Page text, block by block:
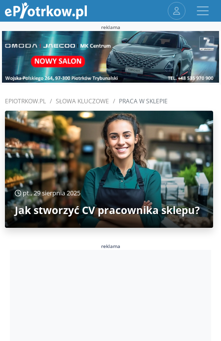
reklama
EPIOTRKOW.PL SŁOWA KLUCZOWE PRACA W SKLEPIE
pt., 29 sierpnia 2025
Jak stworzyć CV pracownika sklepu?
reklama